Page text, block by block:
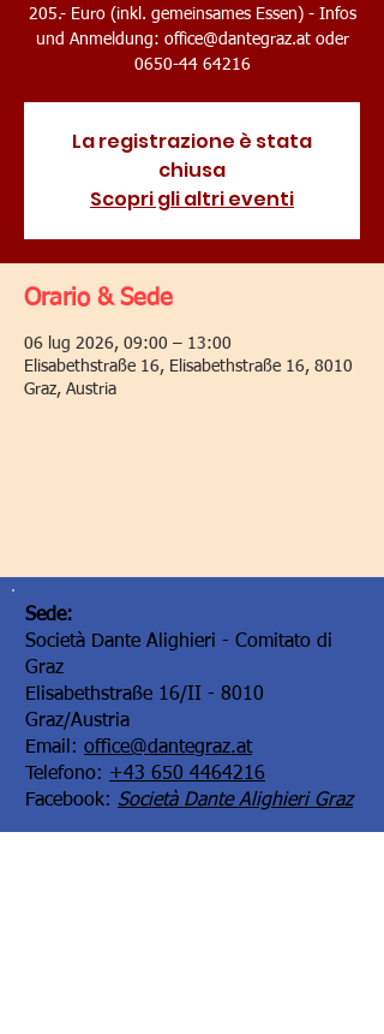
205.- Euro (inkl. gemeinsames Essen) - Infos
und Anmeldung: office@dantegraz.at oder
0650-44 64216
La registrazione è stata
chiusa
Scopri gli altri eventi
Orario & Sede
06 lug 2026, 09:00 – 13:00
Elisabethstraße 16, Elisabethstraße 16, 8010
Graz, Austria
Sede:
Società Dante Alighieri - Comitato di
Graz
Elisabethstraße 16/II - 8010
Graz/Austria
Email: office@dantegraz.at
Telefono: +43 650 4464216
Facebook: Società Dante Alighieri Graz